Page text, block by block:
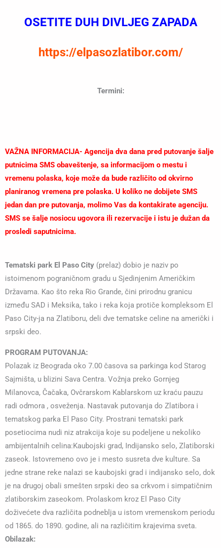
OSETITE DUH DIVLJEG ZAPADA
https://elpasozlatibor.com/
Termini:
VAŽNA INFORMACIJA- Agencija dva dana pred putovanje šalje
putnicima SMS obaveštenje, sa informacijom o mestu i
vremenu polaska, koje može da bude različito od okvirno
planiranog vremena pre polaska. U koliko ne dobijete SMS
jedan dan pre putovanja, molimo Vas da kontakirate agenciju.
SMS se šalje nosiocu ugovora ili rezervacije i istu je dužan da
prosledi saputnicima.
Tematski park El Paso City (prelaz) dobio je naziv po
istoimenom pograničnom gradu u Sjedinjenim Američkim
Državama. Kao što reka Rio Grande, čini prirodnu granicu
između SAD i Meksika, tako i reka koja protiče kompleksom El
Paso City-ja na Zlatiboru, deli dve tematske celine na američki i
srpski deo.
PROGRAM PUTOVANJA:
Polazak iz Beograda oko 7.00 časova sa parkinga kod Starog
Sajmišta, u blizini Sava Centra. Vožnja preko Gornjeg
Milanovca, Čačaka, Ovčrarskom Kablarskom uz kraću pauzu
radi odmora , osveženja. Nastavak putovanja do Zlatibora i
tematskog parka El Paso City. Prostrani tematski park
posetiocima nudi niz atrakcija koje su podeljene u nekoliko
ambijentalnih celina:Kaubojski grad, Indijansko selo, Zlatiborski
zaseok. Istovremeno ovo je i mesto susreta dve kulture. Sa
jedne strane reke nalazi se kaubojski grad i indijansko selo, dok
je na drugoj obali smešten srpski deo sa crkvom i simpatičnim
zlatiborskim zaseokom. Prolaskom kroz El Paso City
doživećete dva različita podneblja u istom vremenskom periodu
od 1865. do 1890. godine, ali na različitim krajevima sveta.
Obilazak: